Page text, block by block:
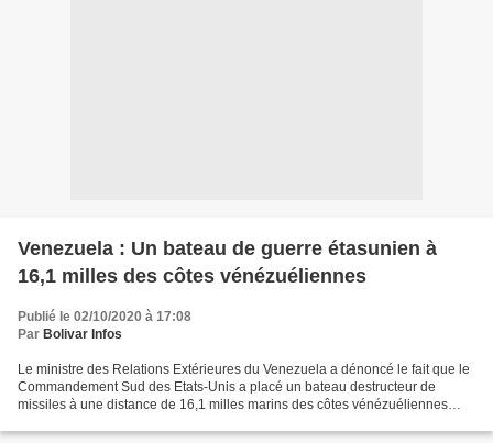
Venezuela : Un bateau de guerre étasunien à
16,1 milles des côtes vénézuéliennes
Publié le 02/10/2020 à 17:08
Par Bolivar Infos
Le ministre des Relations Extérieures du Venezuela a dénoncé le fait que le
Commandement Sud des Etats-Unis a placé un bateau destructeur de
missiles à une distance de 16,1 milles marins des côtes vénézuéliennes